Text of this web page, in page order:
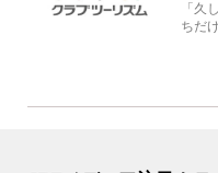
「久
ちだ